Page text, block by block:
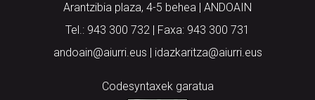
Arantzibia plaza, 4-5 behea | ANDOAIN
Tel.: 943 300 732 | Faxa: 943 300 731
andoain@aiurri.eus | idazkaritza@aiurri.eus
Codesyntaxek garatua